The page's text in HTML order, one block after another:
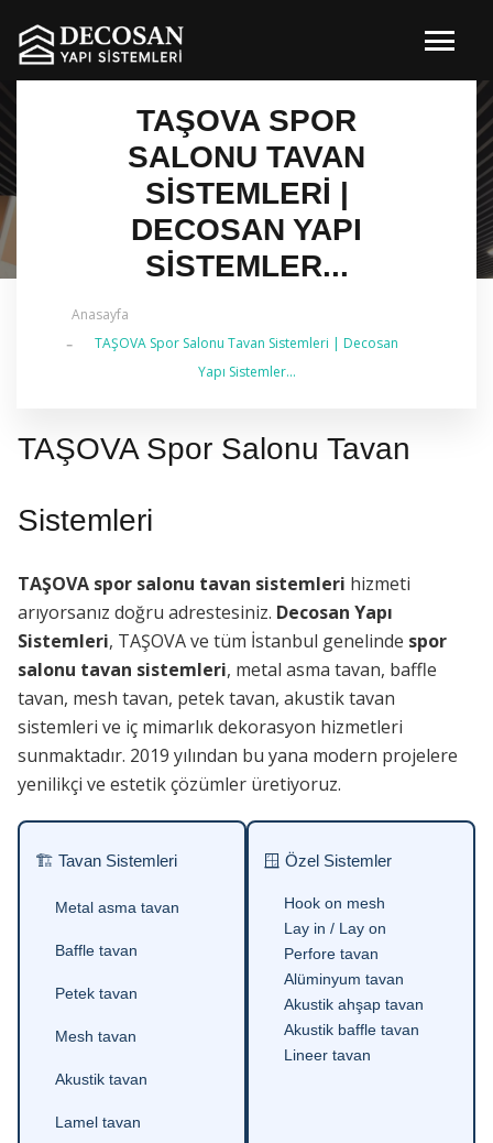
TAŞOVA SPOR
SALONU TAVAN
SISTEMLERI |
DECOSAN YAPI
SISTEMLER...
Anasayfa
TAŞOVA Spor Salonu Tavan Sistemleri | Decosan
Yapı Sistemler...
TAŞOVA Spor Salonu Tavan
Sistemleri
TAŞOVA spor salonu tavan sistemleri hizmeti
arıyorsanız doğru adrestesiniz. Decosan Yapı
Sistemleri, TAŞOVA ve tüm İstanbul genelinde spor
salonu tavan sistemleri, metal asma tavan, baffle
tavan, mesh tavan, petek tavan, akustik tavan
sistemleri ve iç mimarlık dekorasyon hizmetleri
sunmaktadır. 2019 yılından bu yana modern projelere
yenilikçi ve estetik çözümler üretiyoruz.
🏗 Tavan Sistemleri
Metal asma tavan
Baffle tavan
Petek tavan
Mesh tavan
Akustik tavan
Lamel tavan
🪟 Özel Sistemler
Hook on mesh
Lay in / Lay on
Perfore tavan
Alüminyum tavan
Akustik ahşap tavan
Akustik baffle tavan
Lineer tavan